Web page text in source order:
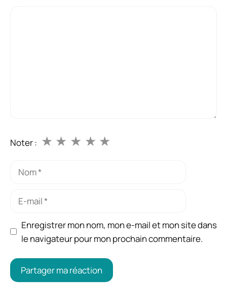
Noter : ★
★
★
★
★
Nom
Enregistrer mon nom, mon e-mail et mon site dans
le navigateur pour mon prochain commentaire.